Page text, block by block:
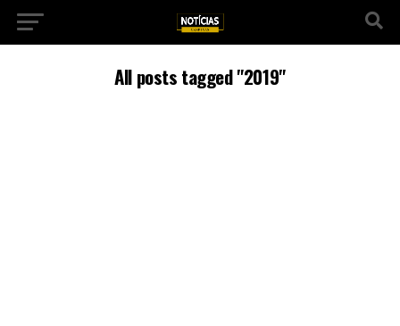
All posts tagged "2019"